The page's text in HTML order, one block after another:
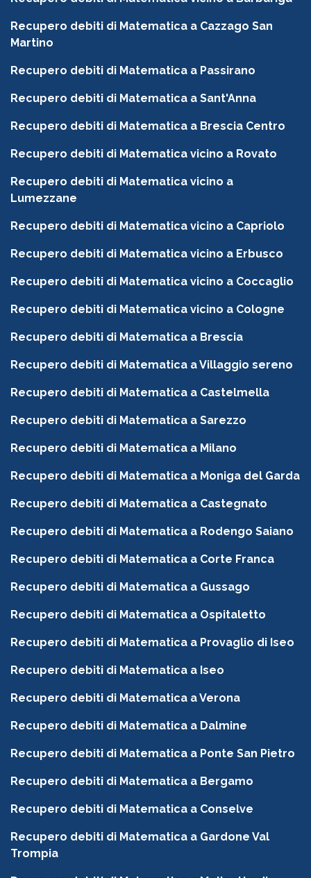
Recupero debiti di Matematica a Cazzago San
Martino
Recupero debiti di Matematica a Passirano
Recupero debiti di Matematica a Sant'Anna
Recupero debiti di Matematica a Brescia Centro
Recupero debiti di Matematica vicino a Rovato
Recupero debiti di Matematica vicino a
Lumezzane
Recupero debiti di Matematica vicino a Capriolo
Recupero debiti di Matematica vicino a Erbusco
Recupero debiti di Matematica vicino a Coccaglio
Recupero debiti di Matematica vicino a Cologne
Recupero debiti di Matematica a Brescia
Recupero debiti di Matematica a Villaggio sereno
Recupero debiti di Matematica a Castelmella
Recupero debiti di Matematica a Sarezzo
Recupero debiti di Matematica a Milano
Recupero debiti di Matematica a Moniga del Garda
Recupero debiti di Matematica a Castegnato
Recupero debiti di Matematica a Rodengo Saiano
Recupero debiti di Matematica a Corte Franca
Recupero debiti di Matematica a Gussago
Recupero debiti di Matematica a Ospitaletto
Recupero debiti di Matematica a Provaglio di Iseo
Recupero debiti di Matematica a Iseo
Recupero debiti di Matematica a Verona
Recupero debiti di Matematica a Dalmine
Recupero debiti di Matematica a Ponte San Pietro
Recupero debiti di Matematica a Bergamo
Recupero debiti di Matematica a Conselve
Recupero debiti di Matematica a Gardone Val
Trompia